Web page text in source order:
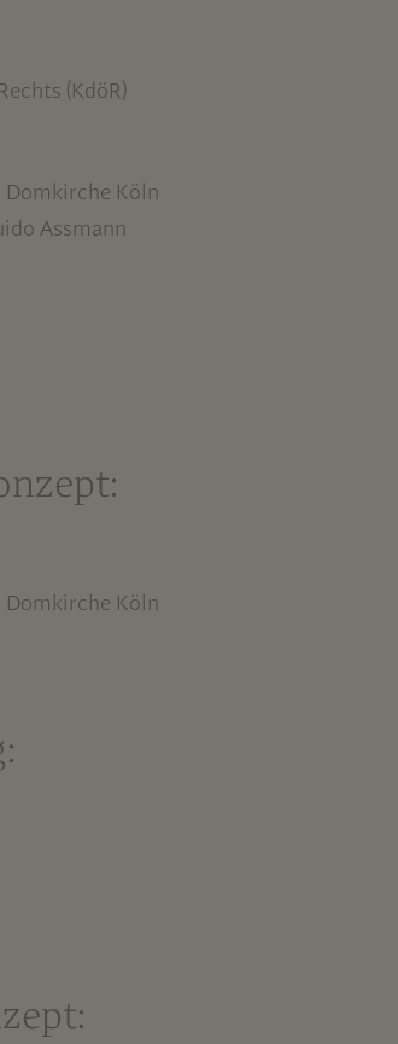
(KdöR)
Köln
Assmann
Köln